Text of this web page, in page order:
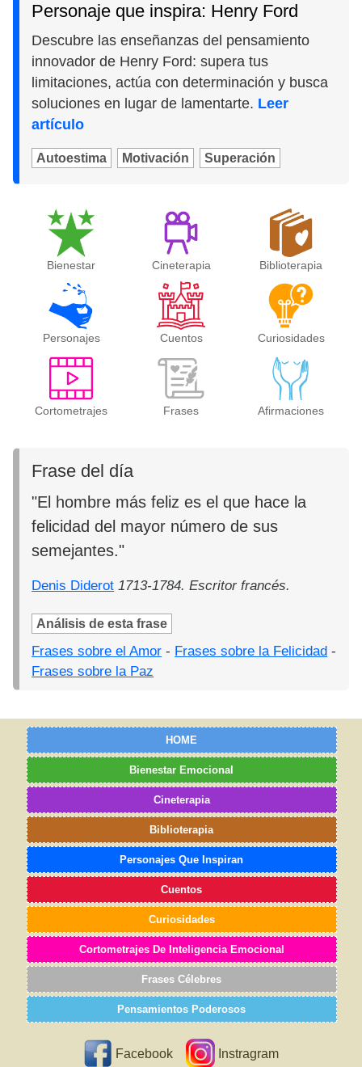
Personaje que inspira: Henry Ford
Descubre las enseñanzas del pensamiento
innovador de Henry Ford: supera tus
limitaciones, actúa con determinación y busca
soluciones en lugar de lamentarte. Leer
artículo
Autoestima Motivación Superación
Bienestar Cineterapia Biblioterapia
Personajes Cuentos Curiosidades
Cortometrajes Frases Afirmaciones
Frase del día
"El hombre más feliz es el que hace la
felicidad del mayor número de sus
semejantes."
Denis Diderot 1713-1784. Escritor francés.
Análisis de esta frase
Frases sobre el Amor - Frases sobre la Felicidad -
Frases sobre la Paz
HOME
Bienestar Emocional
Cineterapia
Biblioterapia
Personajes Que Inspiran
Cuentos
Curiosidades
Cortometrajes De Inteligencia Emocional
Frases Célebres
Pensamientos Poderosos
Facebook Instragram